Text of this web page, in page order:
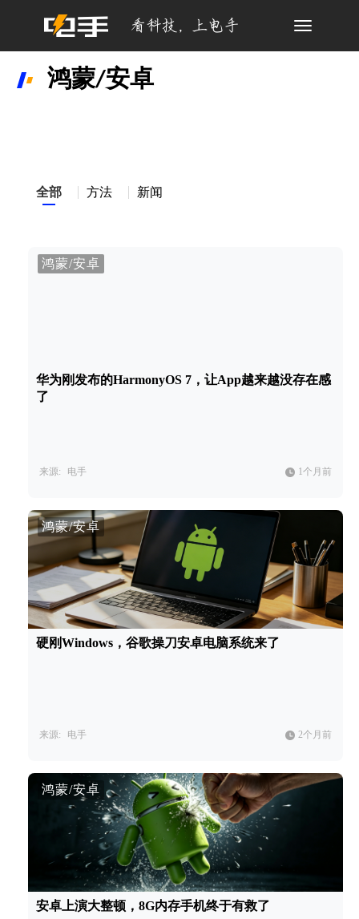
Toggle
鸿蒙/安卓
全部 方法 新闻
鸿蒙/安卓
华为刚发布的HarmonyOS 7，让App越来越没存在感
了
来源: 电手 1个月前
鸿蒙/安卓
硬刚Windows，谷歌操刀安卓电脑系统来了
来源: 电手 2个月前
鸿蒙/安卓
安卓上演大整顿，8G内存手机终于有救了